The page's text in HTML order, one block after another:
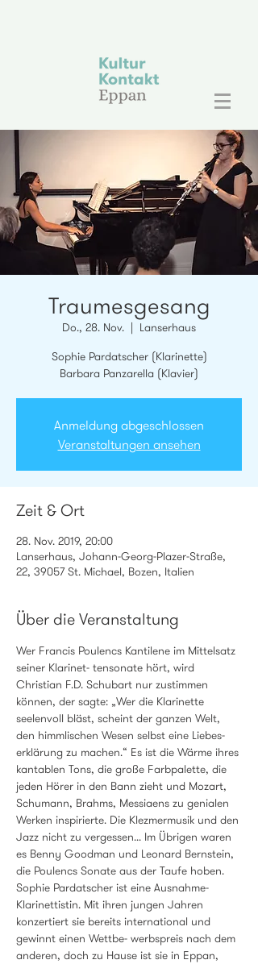
Traumesgesang
Do., 28. Nov.
  |
Lanserhaus
Sophie Pardatscher (Klarinette)
Barbara Panzarella (Klavier)
Anmeldung abgeschlossen
Veranstaltungen ansehen
Zeit & Ort
28. Nov. 2019, 20:00
Lanserhaus, Johann-Georg-Plazer-Straße,
22, 39057 St. Michael, Bozen, Italien
Über die Veranstaltung
Wer Francis Poulencs Kantilene im Mittelsatz
seiner Klarinet- tensonate hört, wird
Christian F.D. Schubart nur zustimmen
können, der sagte: „Wer die Klarinette
seelenvoll bläst, scheint der ganzen Welt,
den himmlischen Wesen selbst eine Liebes-
erklärung zu machen.“ Es ist die Wärme ihres
kantablen Tons, die große Farbpalette, die
jeden Hörer in den Bann zieht und Mozart,
Schumann, Brahms, Messiaens zu genialen
Werken inspirierte. Die Klezmermusik und den
Jazz nicht zu vergessen... Im Übrigen waren
es Benny Goodman und Leonard Bernstein,
die Poulencs Sonate aus der Taufe hoben.
Sophie Pardatscher ist eine Ausnahme-
Klarinettistin. Mit ihren jungen Jahren
konzertiert sie bereits international und
gewinnt einen Wettbe- werbspreis nach dem
anderen, doch zu Hause ist sie in Eppan,